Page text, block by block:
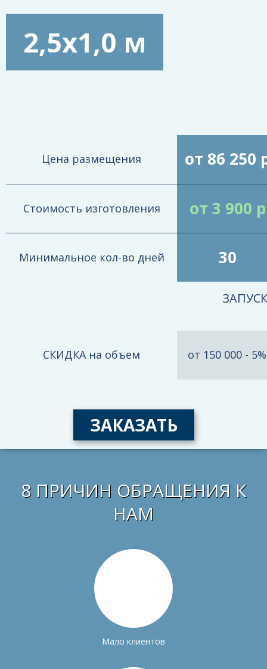
2,5x1,0 м
Цена размещения от 86 250
Стоимость изготовления от 3 900 р
Минимальное кол-во дней 30
СКИДКА на объем от 150 000 - 5%
ЗАКАЗАТЬ
8 ПРИЧИН ОБРАЩЕНИЯ К
НАМ
Мало клиентов